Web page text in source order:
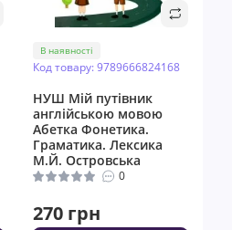
В наявності
Код товару: 9789666824168
НУШ Мій путівник
англійською мовою
Абетка Фонетика.
Граматика. Лексика
М.Й. Островська
0
270 грн